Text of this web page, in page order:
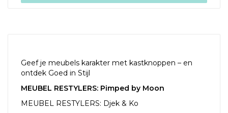
Geef je meubels karakter met kastknoppen – en
ontdek Goed in Stijl
MEUBEL RESTYLERS: Pimped by Moon
MEUBEL RESTYLERS: Djek & Ko